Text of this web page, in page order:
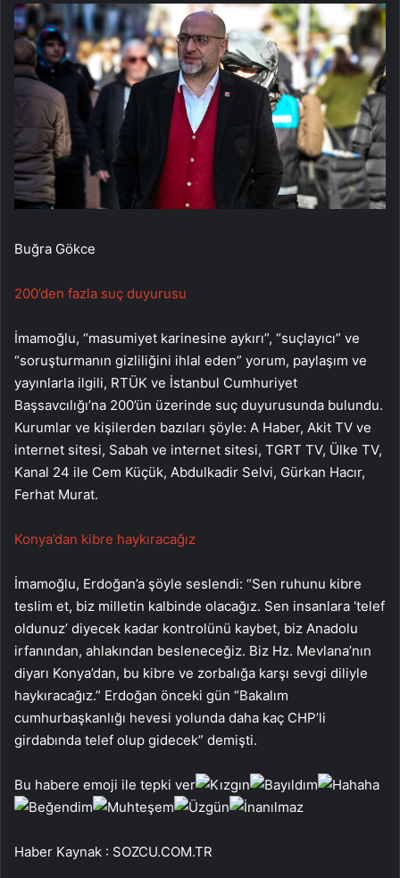
Buğra Gökce
200’den fazla suç duyurusu
İmamoğlu, “masumiyet karinesine aykırı”, “suçlayıcı” ve
“soruşturmanın gizliliğini ihlal eden” yorum, paylaşım ve
yayınlarla ilgili, RTÜK ve İstanbul Cumhuriyet
Başsavcılığı’na 200’ün üzerinde suç duyurusunda bulundu.
Kurumlar ve kişilerden bazıları şöyle: A Haber, Akit TV ve
internet sitesi, Sabah ve internet sitesi, TGRT TV, Ülke TV,
Kanal 24 ile Cem Küçük, Abdulkadir Selvi, Gürkan Hacır,
Ferhat Murat.
Konya’dan kibre haykıracağız
İmamoğlu, Erdoğan’a şöyle seslendi: “Sen ruhunu kibre
teslim et, biz milletin kalbinde olacağız. Sen insanlara ‘telef
oldunuz’ diyecek kadar kontrolünü kaybet, biz Anadolu
irfanından, ahlakından besleneceğiz. Biz Hz. Mevlana’nın
diyarı Konya’dan, bu kibre ve zorbalığa karşı sevgi diliyle
haykıracağız.” Erdoğan önceki gün “Bakalım
cumhurbaşkanlığı hevesi yolunda daha kaç CHP’li
girdabında telef olup gidecek” demişti.
Bu habere emoji ile tepki ver
Haber Kaynak : SOZCU.COM.TR